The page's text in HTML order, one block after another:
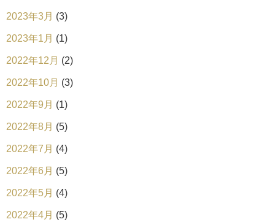
2023年3月 (3)
2023年1月 (1)
2022年12月 (2)
2022年10月 (3)
2022年9月 (1)
2022年8月 (5)
2022年7月 (4)
2022年6月 (5)
2022年5月 (4)
2022年4月 (5)